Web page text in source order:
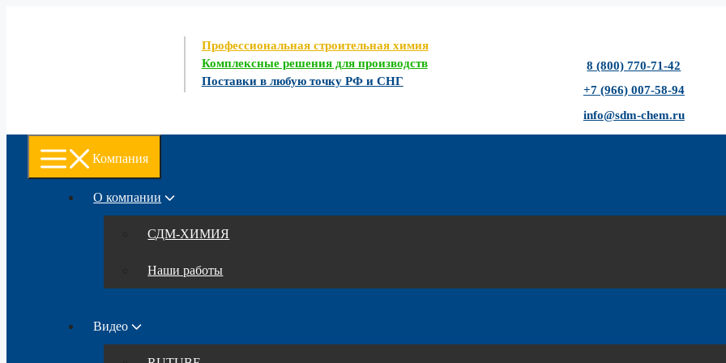
Профессиональная строительная химия
Комплексные решения для производств
Поставки в любую точку РФ и СНГ
8 (800) 770-71-42
+7 (966) 007-58-94
info@sdm-chem.ru
Компания
О компании
СДМ-ХИМИЯ
Наши работы
Видео